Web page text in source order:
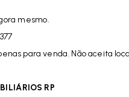
mesmo.
para venda. Não aceita
RP